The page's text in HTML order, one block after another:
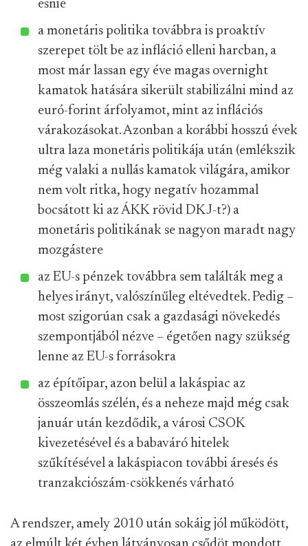
esnie
a monetáris politika továbbra is proaktív
szerepet tölt be az infláció elleni harcban, a
most már lassan egy éve magas overnight
kamatok hatására sikerült stabilizálni mind az
euró-forint árfolyamot, mint az inflációs
várakozásokat. Azonban a korábbi hosszú évek
ultra laza monetáris politikája után (emlékszik
még valaki a nullás kamatok világára, amikor
nem volt ritka, hogy negatív hozammal
bocsátott ki az ÁKK rövid DKJ-t?) a
monetáris politikának se nagyon maradt nagy
mozgástere
az EU-s pénzek továbbra sem találták meg a
helyes irányt, valószínűleg eltévedtek. Pedig –
most szigorúan csak a gazdasági növekedés
szempontjából nézve – égetően nagy szükség
lenne az EU-s forrásokra
az építőipar, azon belül a lakáspiac az
összeomlás szélén, és a neheze majd még csak
január után kezdődik, a városi CSOK
kivezetésével és a babaváró hitelek
szűkítésével a lakáspiacon további áresés és
tranzakciószám-csökkenés várható
A rendszer, amely 2010 után sokáig jól működött,